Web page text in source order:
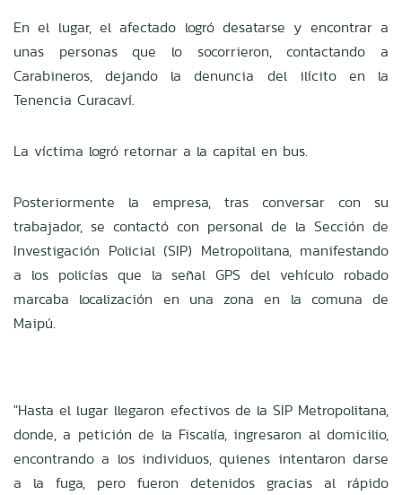
En el lugar, el afectado logró desatarse y encontrar a
unas personas que lo socorrieron, contactando a
Carabineros, dejando la denuncia del ilícito en la
Tenencia Curacaví.
La víctima logró retornar a la capital en bus.
Posteriormente la empresa, tras conversar con su
trabajador, se contactó con personal de la Sección de
Investigación Policial (SIP) Metropolitana, manifestando
a los policías que la señal GPS del vehículo robado
marcaba localización en una zona en la comuna de
Maipú.
"Hasta el lugar llegaron efectivos de la SIP Metropolitana,
donde, a petición de la Fiscalía, ingresaron al domicilio,
encontrando a los individuos, quienes intentaron darse
a la fuga, pero fueron detenidos gracias al rápido